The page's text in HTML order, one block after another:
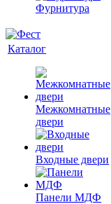
Фурнитура
Каталог
Межкомнатные
двери
Входные двери
Панели МДФ